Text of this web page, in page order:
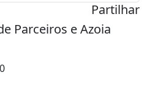
Partilhar
Parceiros e Azoia